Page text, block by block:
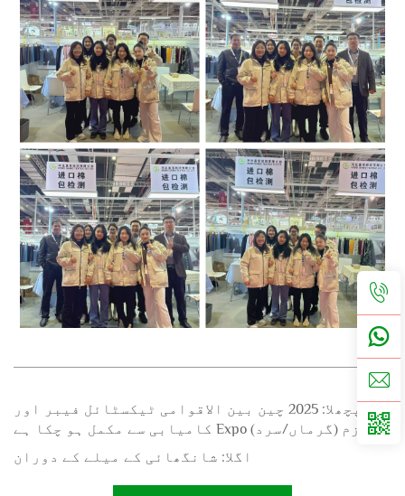
پچھلا:
2025 چین بین الاقوامی ٹیکسٹائل فیبر اور
لوازم (گرماں/سرد) Expo کامیابی سے مکمل ہو چکا ہے
اگلا: شانگھائی کے میلے کے دوران